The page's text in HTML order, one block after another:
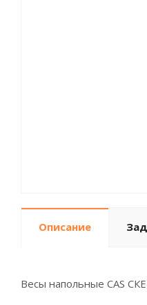
Описание
Весы напольные CAS